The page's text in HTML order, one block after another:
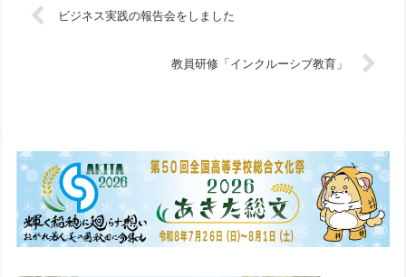
ビジネス実践の報告会をしました
教員研修「インクルーシブ教育」